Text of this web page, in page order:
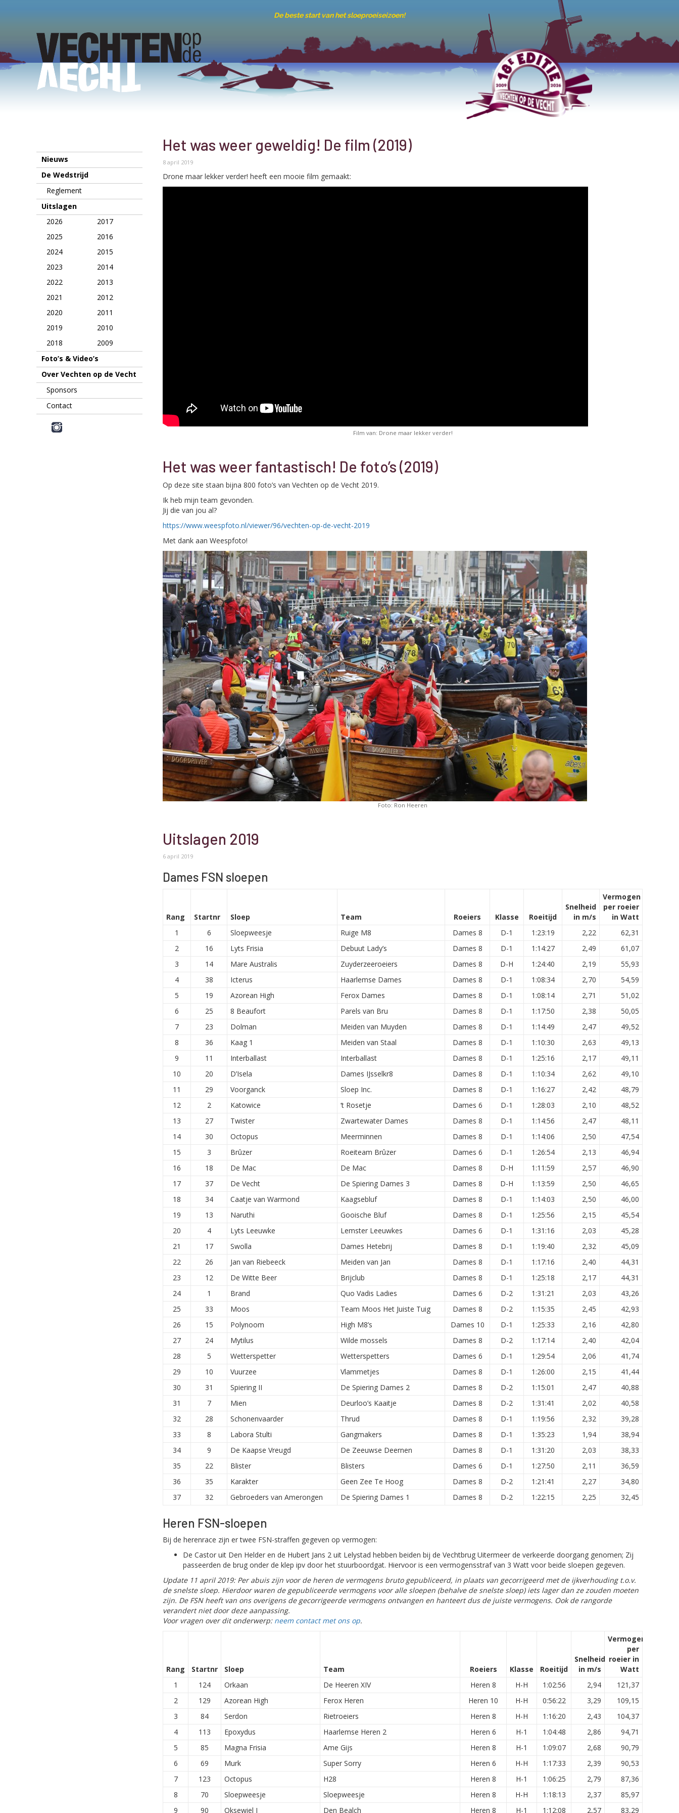
De beste start van het sloeproeiseizoen!
Nieuws
De Wedstrijd
Reglement
Uitslagen
2026
2017
2025
2016
2024
2015
2023
2014
2022
2013
2021
2012
2020
2011
2019
2010
2018
2009
Foto’s & Video’s
Over Vechten op de Vecht
Sponsors
Contact
Het was weer geweldig! De film (2019)
8 april 2019
Drone maar lekker verder! heeft een mooie film gemaakt:
Film van: Drone maar lekker verder!
Het was weer fantastisch! De foto’s (2019)
Op deze site staan bijna 800 foto’s van Vechten op de Vecht 2019.
Ik heb mijn team gevonden.
Jij die van jou al?
https://www.weespfoto.nl/viewer/96/vechten-op-de-vecht-2019
Met dank aan Weespfoto!
Foto: Ron Heeren
Uitslagen 2019
6 april 2019
Dames FSN sloepen
Rang Startnr Sloep Team Roeiers Klasse Roeitijd
Snelheid
in m/s
Vermogen
per roeier
in Watt
1
6 Sloepweesje Ruige M8 Dames 8 D-1 1:23:19 2,22
62,31
2
16 Lyts Frisia Debuut Lady’s Dames 8 D-1 1:14:27 2,49
61,07
3
14 Mare Australis Zuyderzeeroeiers Dames 8 D-H 1:24:40 2,19
55,93
4
38 Icterus Haarlemse Dames Dames 8 D-1 1:08:34 2,70
54,59
5
19 Azorean High Ferox Dames Dames 8 D-1 1:08:14 2,71
51,02
6
25 8 Beaufort Parels van Bru Dames 8 D-1 1:17:50 2,38
50,05
7
23 Dolman Meiden van Muyden Dames 8 D-1 1:14:49 2,47
49,52
8
36 Kaag 1 Meiden van Staal Dames 8 D-1 1:10:30 2,63
49,13
9
11 Interballast Interballast Dames 8 D-1 1:25:16 2,17
49,11
10
20 D’Isela Dames IJsselkr8 Dames 8 D-1 1:10:34 2,62
49,10
11
29 Voorganck Sloep Inc. Dames 8 D-1 1:16:27 2,42
48,79
12
2 Katowice ‘t Rosetje Dames 6 D-1 1:28:03 2,10
48,52
13
27 Twister Zwartewater Dames Dames 8 D-1 1:14:56 2,47
48,11
14
30 Octopus Meerminnen Dames 8 D-1 1:14:06 2,50
47,54
15
3 Brûzer Roeiteam Brûzer Dames 6 D-1 1:26:54 2,13
46,94
16
18 De Mac De Mac Dames 8 D-H 1:11:59 2,57
46,90
17
37 De Vecht De Spiering Dames 3 Dames 8 D-H 1:13:59 2,50
46,65
18
34 Caatje van Warmond Kaagsebluf Dames 8 D-1 1:14:03 2,50
46,00
19
13 Naruthi Gooische Bluf Dames 8 D-1 1:25:56 2,15
45,54
20
4 Lyts Leeuwke Lemster Leeuwkes Dames 6 D-1 1:31:16 2,03
45,28
21
17 Swolla Dames Hetebrij Dames 8 D-1 1:19:40 2,32
45,09
22
26 Jan van Riebeeck Meiden van Jan Dames 8 D-1 1:17:16 2,40
44,31
23
12 De Witte Beer Brijclub Dames 8 D-1 1:25:18 2,17
44,31
24
1 Brand Quo Vadis Ladies Dames 6 D-2 1:31:21 2,03
43,26
25
33 Moos Team Moos Het Juiste Tuig Dames 8 D-2 1:15:35 2,45
42,93
26
15 Polynoom High M8’s Dames 10 D-1 1:25:33 2,16
42,80
27
24 Mytilus Wilde mossels Dames 8 D-2 1:17:14 2,40
42,04
28
5 Wetterspetter Wetterspetters Dames 6 D-1 1:29:54 2,06
41,74
29
10 Vuurzee Vlammetjes Dames 8 D-1 1:26:00 2,15
41,44
30
31 Spiering II De Spiering Dames 2 Dames 8 D-2 1:15:01 2,47
40,88
31
7 Mien Deurloo’s Kaaitje Dames 8 D-2 1:31:41 2,02
40,58
32
28 Schonenvaarder Thrud Dames 8 D-1 1:19:56 2,32
39,28
33
8 Labora Stulti Gangmakers Dames 8 D-1 1:35:23 1,94
38,94
34
9 De Kaapse Vreugd De Zeeuwse Deernen Dames 8 D-1 1:31:20 2,03
38,33
35
22 Blister Blisters Dames 6 D-1 1:27:50 2,11
36,59
36
35 Karakter Geen Zee Te Hoog Dames 8 D-2 1:21:41 2,27
34,80
37
32 Gebroeders van Amerongen De Spiering Dames 1 Dames 8 D-2 1:22:15 2,25 32,45
Heren FSN-sloepen
Bij de herenrace zijn er twee FSN-straffen gegeven op vermogen:
De Castor uit Den Helder en de Hubert Jans 2 uit Lelystad hebben beiden bij de Vechtbrug Uitermeer de verkeerde doorgang genomen; Zij
passeerden de brug onder de klep ipv door het stuurboordgat. Hiervoor is een vermogensstraf van 3 Watt voor beide sloepen gegeven.
Update 11 april 2019: Per abuis zijn voor de heren de vermogens bruto gepubliceerd, in plaats van gecorrigeerd met de ijkverhouding t.o.v.
de snelste sloep. Hierdoor waren de gepubliceerde vermogens voor alle sloepen (behalve de snelste sloep) iets lager dan ze zouden moeten
zijn. De FSN heeft van ons overigens de gecorrigeerde vermogens ontvangen en hanteert dus de juiste vermogens. Ook de rangorde
verandert niet door deze aanpassing.
Voor vragen over dit onderwerp: neem contact met ons op.
Rang Startnr Sloep Team Roeiers Klasse Roeitijd
Snelheid
in m/s
Vermogen
per
roeier in
Watt
1
124 Orkaan De Heeren XIV Heren 8 H-H 1:02:56 2,94
121,37
2
129 Azorean High Ferox Heren Heren 10 H-H 0:56:22 3,29
109,15
3
84 Serdon Rietroeiers Heren 8 H-H 1:16:20 2,43
104,37
4
113 Epoxydus Haarlemse Heren 2 Heren 6 H-1 1:04:48 2,86
94,71
5
85 Magna Frisia Ame Gijs Heren 8 H-1 1:09:07 2,68
90,79
6
69 Murk Super Sorry Heren 6 H-H 1:17:33 2,39
90,53
7
123 Octopus H28 Heren 8 H-1 1:06:25 2,79
87,36
8
70 Sloepweesje Sloepweesje Heren 8 H-H 1:18:13 2,37
85,97
9
90 Oksewiel I Den Bealch Heren 8 H-1 1:12:08 2,57 83,29